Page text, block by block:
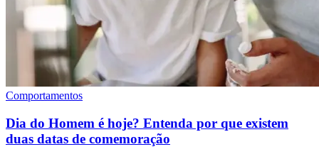
Comportamentos
Dia do Homem é hoje? Entenda por que existem
duas datas de comemoração